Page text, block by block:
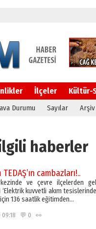
İlçeler Kültür-
Durumu Sayılar Arşiv
haberler
cambazları!..
ve çevre ilçelerden
kuvvetli akım
136 saatlik eğitimden…
09:18 💬 0 👀